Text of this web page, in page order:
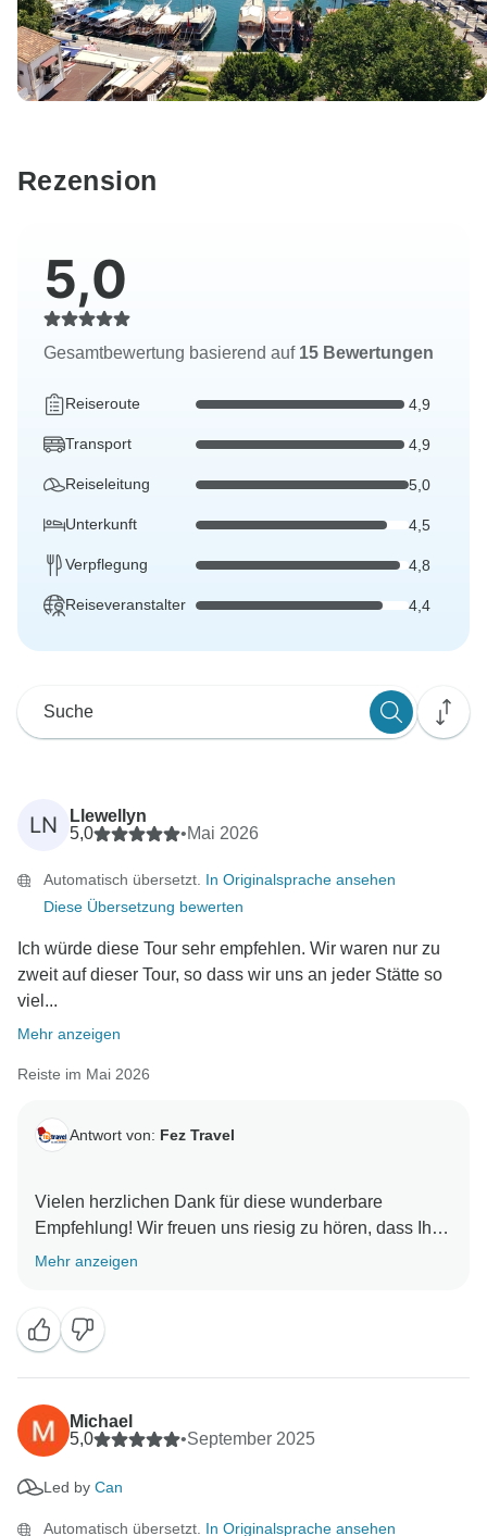
Rezension
5,0
Gesamtbewertung basierend auf 15 Bewertungen
Reiseroute 4,9
Transport 4,9
Reiseleitung 5,0
Unterkunft 4,5
Verpflegung 4,8
Reiseveranstalter 4,4
LN
Llewellyn
5,0
•Mai 2026
Automatisch übersetzt. In Originalsprache ansehen
Diese Übersetzung bewerten
Ich würde diese Tour sehr empfehlen. Wir waren nur zu
zweit auf dieser Tour, so dass wir uns an jeder Stätte so
viel...
Mehr anzeigen
Reiste im Mai 2026
Antwort von: Fez Travel
Vielen herzlichen Dank für diese wunderbare
Empfehlung! Wir freuen uns riesig zu hören, dass Ihre
Tour ein so erfolgreiches und unvergessliches
Dass sich die Tour zu einem intimeren, privaten
Erlebnis entwickelt hat, ist immer ein fantastischer
Bonus. Wir sind sehr froh, dass Sie dadurch den
Luxus hatten, jeden Ort ganz in Ihrem eigenen Tempo
zu erkunden! Can wird unglaublich stolz sein, Ihre
freundlichen Worte zu lesen. Can versteht es auf
wunderbare Weise, Geschichte mit tiefgründigen,
Mehr anzeigen
Michael
5,0
•September 2025
Led by Can
Automatisch übersetzt. In Originalsprache ansehen